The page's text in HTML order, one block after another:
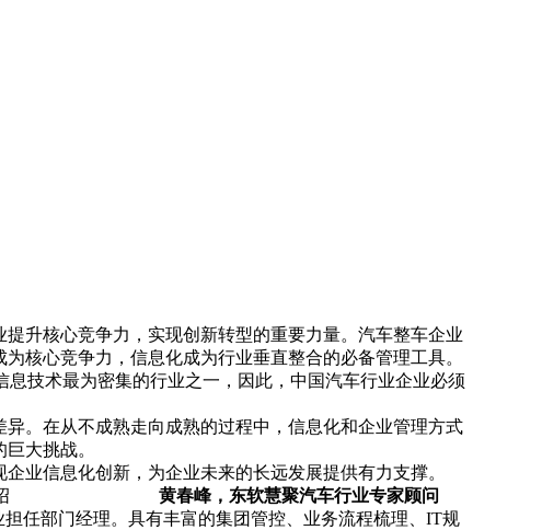
升核心竞争力，实现创新转型的重要力量。汽车整车企业
核心竞争力，信息化成为行业垂直整合的必备管理工具。
技术最为密集的行业之一，因此，中国汽车行业企业必须
。在从不成熟走向成熟的过程中，信息化和企业管理方式
大挑战。
业信息化创新，为企业未来的长远发展提供有力支撑。
黄春峰，东软慧聚汽车行业专家顾问
任部门经理。具有丰富的集团管控、业务流程梳理、IT规